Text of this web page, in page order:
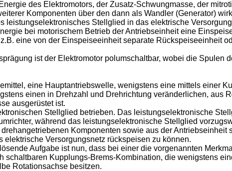
des Elektromotors, der Zusatz-Schwungmasse, der
Komponenten über den dann als Wandler (Generator)
leistungselektronisches Stellglied in das elektrische
bei motorischem Betrieb der Antriebseinheit eine
eine von der Einspeiseeinheit separate Rückspeiseeinheit
ist der Elektromotor polumschaltbar, wobei die
eine Hauptantriebswelle, wenigstens eine mittels einer
einen in Drehzahl und Drehrichtung veränderlichen, aus
ausgerüstet ist.
Stellglied betrieben. Das leistungselektronische
während das leistungselektronische Stellglied
Komponenten sowie aus der
Versorgungsnetz rückspeisen zu können.
Aufgabe ist nun, dass bei einer die vorgenannten
schaltbaren Kupplungs-Brems-Kombination, die wenigstens
Rotationsachse besitzen.